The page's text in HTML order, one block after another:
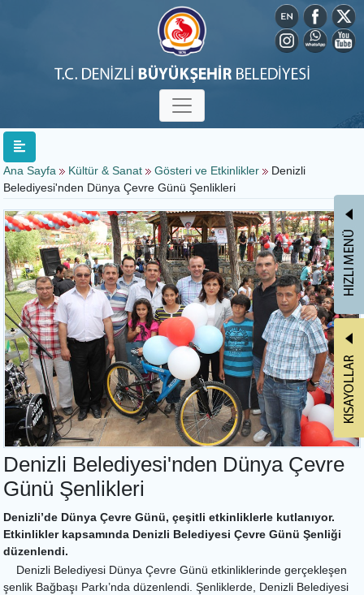
Ana Sayfa Kültür & Sanat Gösteri ve Etkinlikler
Denizli
Belediyesi'nden Dünya Çevre Günü Şenlikleri
Denizli Belediyesi'nden Dünya Çevre
Günü Şenlikleri
Denizli’de Dünya Çevre Günü, çeşitli etkinliklerle kutlanıyor.
Etkinlikler kapsamında Denizli Belediyesi Çevre Günü Şenliği
düzenlendi.
Denizli Belediyesi Dünya Çevre Günü etkinliklerinde gerçekleşen
şenlik Bağbaşı Parkı’nda düzenlendi. Şenliklerde, Denizli Belediyesi